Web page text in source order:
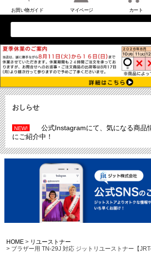
お買い物ガイド マイページ カート
おしらせ
NEW!
公式Instagramにて、気になる商品
にご紹介中！
HOME
リユーストナー
ブラザー用 TN-29J 対応 ジットリユーストナー【